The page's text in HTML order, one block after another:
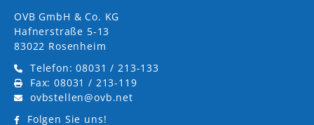
OVB GmbH & Co. KG
Hafnerstraße 5-13
83022 Rosenheim
Telefon: 08031 / 213-133
Fax: 08031 / 213-119
ovbstellen@ovb.net
Folgen Sie uns!